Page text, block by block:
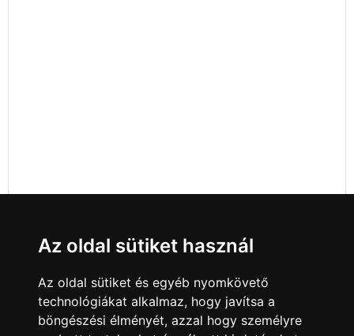
Az oldal sütiket használ
Az oldal sütiket és egyéb nyomkövető
technológiákat alkalmaz, hogy javítsa a
böngészési élményét, azzal hogy személyre